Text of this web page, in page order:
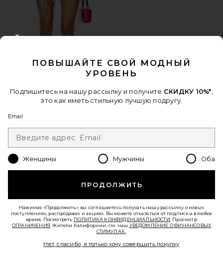
EB Denim
Favorite ЮБКА DUST FAUX LEATHER FLORAL IMPRINTED
ПОВЫШАЙТЕ СВОЙ МОДНЫЙ
УРОВЕНЬ
Подпишитесь на нашу рассылку и получите СКИДКУ 10%*
это как иметь стильную лучшую подругу.
Email
Женщины Мужчины Оба
ПРОДОЛЖИТЬ
Нажимая «Продолжить», вы соглашаетесь получать нашу рассылку о новых
поступлениях, распродажах и акциях. Вы можете отказаться от подписки в любое
время. Посмотреть ПОЛИТИКА КОНФИДЕНЦИАЛЬНОСТИ . Просмотр
ОГРАНИЧЕНИЯ . Жители Калифорнии, см. наш УВЕДОМЛЕНИЕ О ФИНАНСОВЫХ
СТИМУЛАХ.
Нет, спасибо, я только хочу совершить покупку